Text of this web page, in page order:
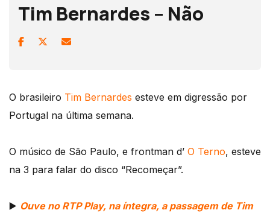
Tim Bernardes – Não
O brasileiro Tim Bernardes esteve em digressão por
Portugal na última semana.
O músico de São Paulo, e frontman d’ O Terno, esteve
na 3 para falar do disco “Recomeçar”.
▶️ Ouve no RTP Play, na íntegra, a passagem de Tim